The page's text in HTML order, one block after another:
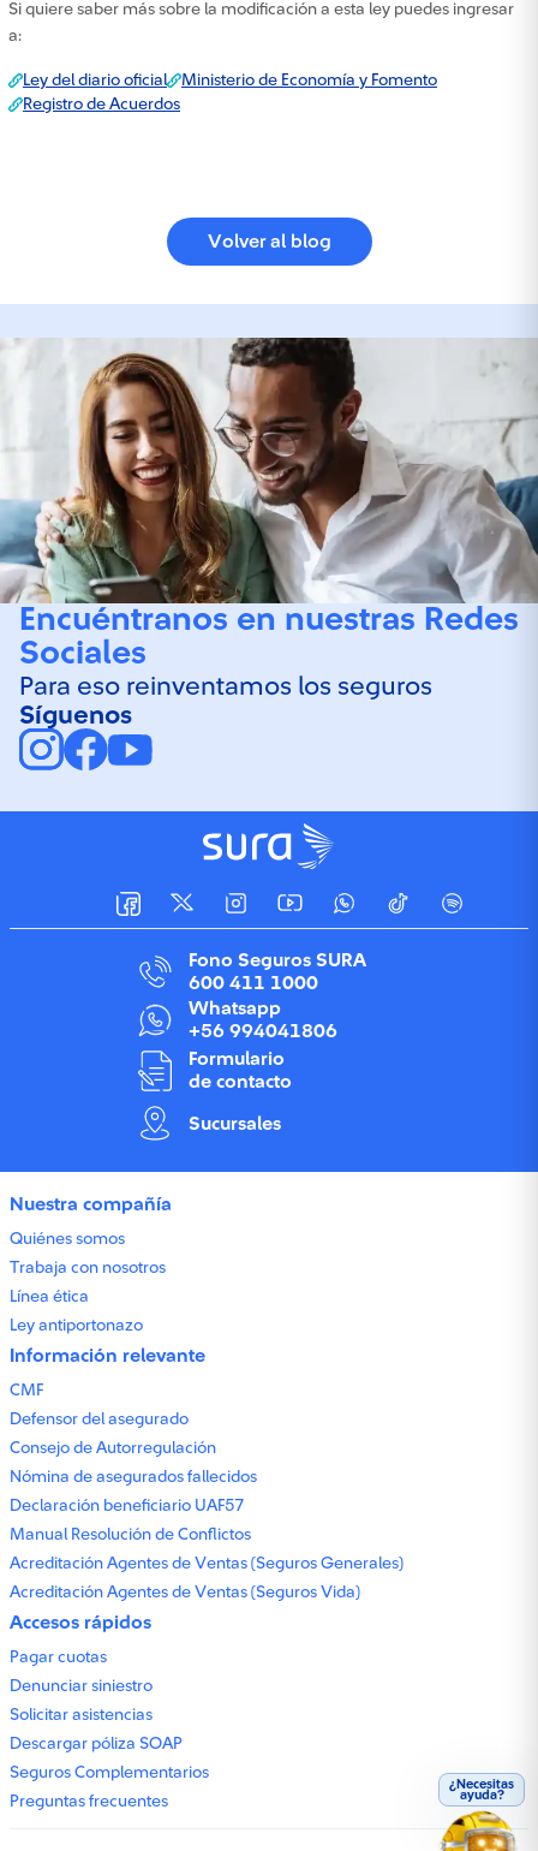
¿Necesitas
ayuda?
Si quiere saber más sobre la modificación a esta ley puedes ingresar
a:
Ley del diario oficial
Ministerio de Economía y Fomento
Registro de Acuerdos
Volver al blog
Encuéntranos en nuestras Redes
Sociales
Para eso reinventamos los seguros
Síguenos
Fono Seguros SURA
600 411 1000
Whatsapp
+56 994041806
Formulario
de contacto
Sucursales
Nuestra compañía
Quiénes somos
Trabaja con nosotros
Línea ética
Ley antiportonazo
Información relevante
CMF
Defensor del asegurado
Consejo de Autorregulación
Nómina de asegurados fallecidos
Declaración beneficiario UAF57
Manual Resolución de Conflictos
Acreditación Agentes de Ventas (Seguros Generales)
Acreditación Agentes de Ventas (Seguros Vida)
Accesos rápidos
Pagar cuotas
Denunciar siniestro
Solicitar asistencias
Descargar póliza SOAP
Seguros Complementarios
Preguntas frecuentes